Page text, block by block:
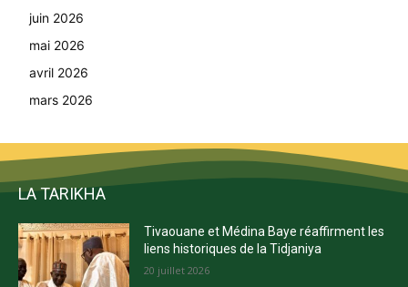
juin 2026
mai 2026
avril 2026
mars 2026
LA TARIKHA
Tivaouane et Médina Baye réaffirment les
liens historiques de la Tidjaniya
20 juillet 2026